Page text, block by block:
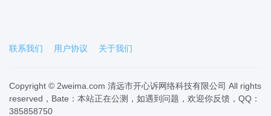
联系我们 用户协议 关于我们
Copyright © 2weima.com 清远市开心诉网络科技有限公司 All rights
reserved，Bate：本站正在公测，如遇到问题，欢迎你反馈，QQ：
385858750